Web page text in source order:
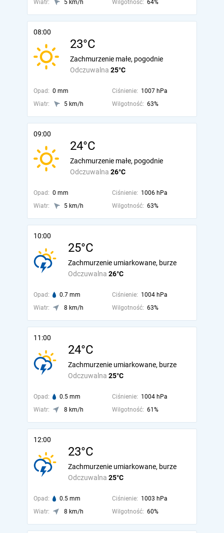
Wiatr: 5 km/h Wilgotność: 64%
08:00
23°C
Odczuwalna 25°C
Zachmurzenie małe, pogodnie
Opad: 0 mm Ciśnienie: 1007 hPa
Wiatr:
5 km/h Wilgotność: 63%
09:00
24°C
Odczuwalna 26°C
Zachmurzenie małe, pogodnie
Opad: 0 mm Ciśnienie: 1006 hPa
Wiatr:
5 km/h Wilgotność: 63%
10:00
25°C
Odczuwalna 26°C
Zachmurzenie umiarkowane, burze
Opad: 0.7 mm Ciśnienie: 1004 hPa
Wiatr:
8 km/h Wilgotność: 63%
11:00
24°C
Odczuwalna 25°C
Zachmurzenie umiarkowane, burze
Opad: 0.5 mm Ciśnienie: 1004 hPa
Wiatr:
8 km/h Wilgotność: 61%
12:00
23°C
Odczuwalna 25°C
Zachmurzenie umiarkowane, burze
Opad: 0.5 mm Ciśnienie: 1003 hPa
Wiatr:
8 km/h Wilgotność: 60%